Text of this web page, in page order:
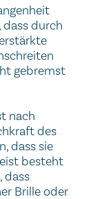
durch
gebremst
nach
des
dass sie
besteht
dass
Brille oder